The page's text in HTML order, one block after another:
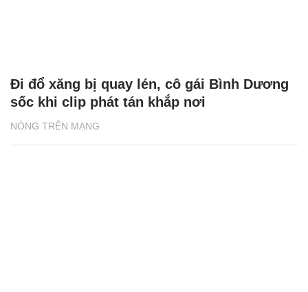
NÓNG TRÊN MẠNG
Đi đổ xăng bị quay lén, cô gái Bình Dương
sốc khi clip phát tán khắp nơi